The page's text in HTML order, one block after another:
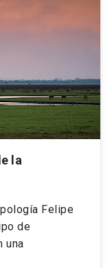
la
Felipe
de
una